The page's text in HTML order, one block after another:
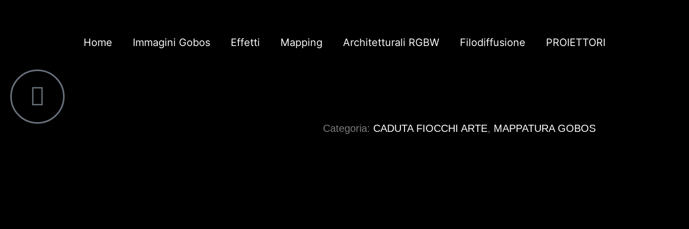
Home Immagini Gobos Effetti Mapping Architetturali RGBW Filodiffusione PROIETTORI
Categoria: CADUTA FIOCCHI ARTE, MAPPATURA GOBOS